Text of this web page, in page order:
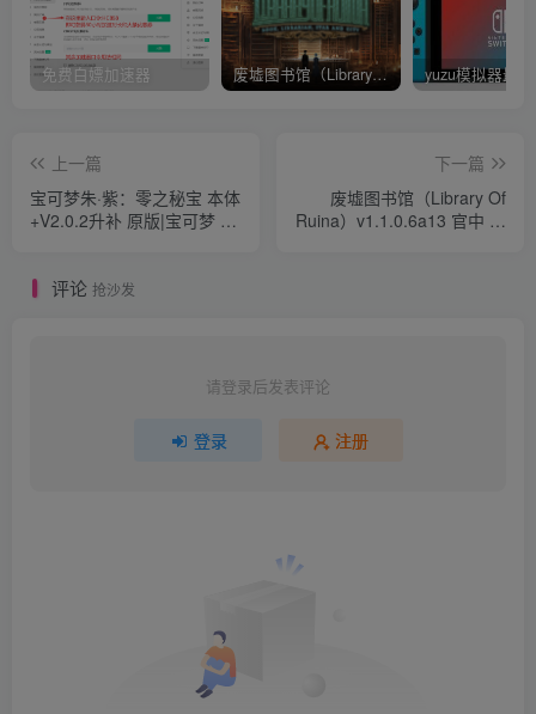
免费白嫖加速器 废墟图书馆（Library Of Ruina）v1.1.0.6a13 官中 附yuzu模拟器 本体+1.0.3升补
上一篇
宝可梦朱·紫：零之秘宝 本体
+V2.0.2升补 原版|宝可梦 朱
下一篇
废墟图书馆（Library Of
Ruina）v1.1.0.6a13 官中 附
评论 抢沙发
请登录后发表评论
登录 注册